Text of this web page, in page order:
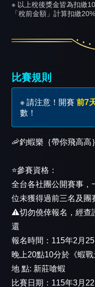
※ 以上稅後獎金皆為扣繳
「稅前金額」計算扣繳20%
比賽規則
※ 請注意！開賽 前7
數！
🦐釣蝦樂｛帶你飛高高
⭐️參賽資格：
全台各社團公開賽事，
位未獲得過前三名及團
⚠️切勿僥倖報名，經查
還
報名時間：115年2月
晚上20點10分於《蝦
地 點: 新莊嗆蝦
比賽日期：115年3月22